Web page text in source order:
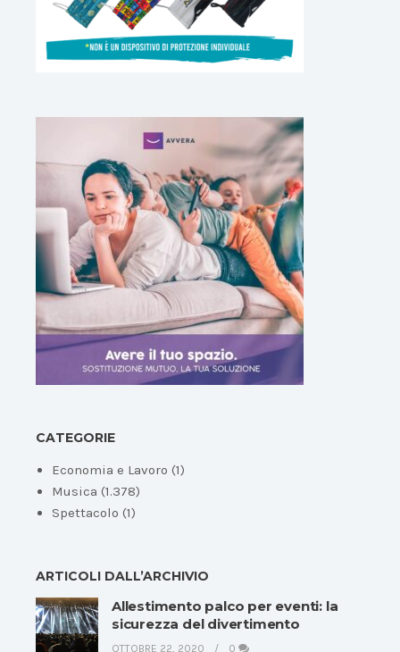
CATEGORIE
Economia e Lavoro (1)
Musica (1.378)
Spettacolo (1)
ARTICOLI DALL’ARCHIVIO
Allestimento palco per eventi: la
sicurezza del divertimento
OTTOBRE 22, 2020 0